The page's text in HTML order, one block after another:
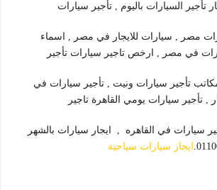
تأجير السيارات باليوم , تأجير سيارات
مصر , سيارات للايجار في مصر , اسماء
في مصر , ارخص تاجير سيارات تأجير
لعمر 18 ، مكاتب تأجير سيارات ونيت , تأجير سيارات في
, تأجير سيارات يومي القاهرة تاجير
سيارات في القاهره , ايجار سيارات بالشهر
ايجار سيارات سياحية